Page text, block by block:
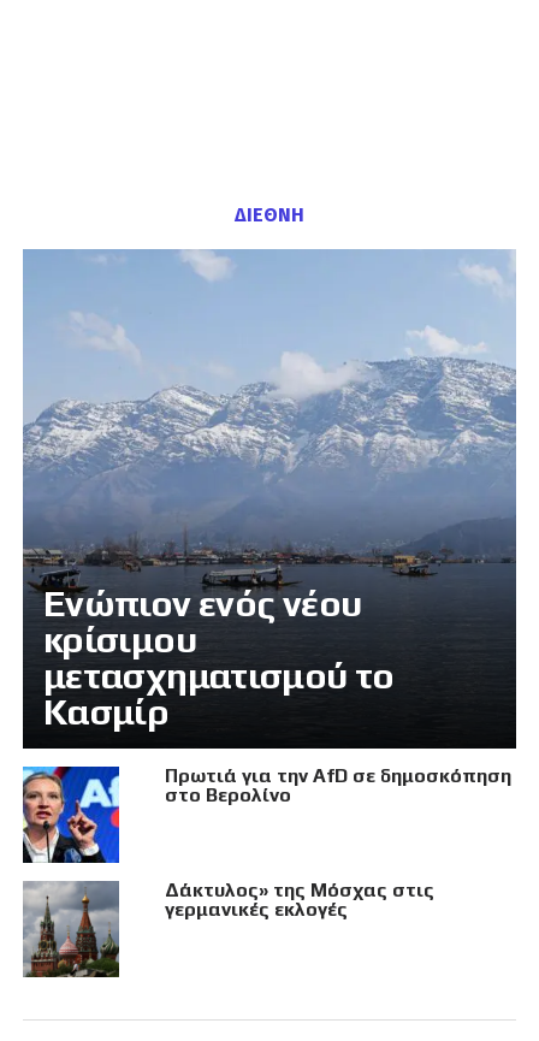
ΔΙΕΘΝΗ
Eνώπιον ενός νέου
κρίσιμου
μετασχηματισμού το
Κασμίρ
Πρωτιά για την AfD σε δημοσκόπηση
στο Βερολίνο
Δάκτυλος» της Μόσχας στις
γερμανικές εκλογές